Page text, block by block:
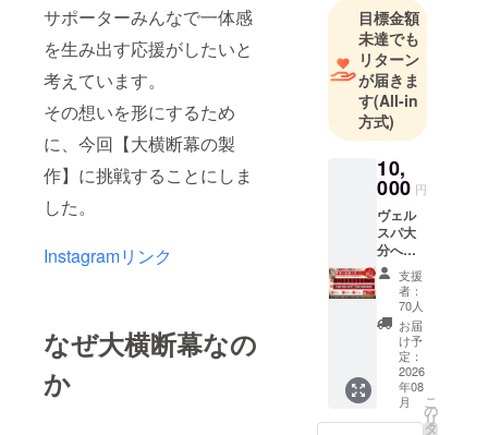
サポーターみんなで一体感
を生み出す応援がしたいと
考えています。
その想いを形にするため
に、今回【大横断幕の製
作】に挑戦することにしま
した。
Instagramリンク
なぜ大横断幕なの
か
目標金額
未達でも
リターン
が届きま
す(All-in
方式)
10,
000 円
ヴェル
スパ大
分への
熱い想
いを形
にした
ビッグ
フラッ
グと同
様のデ
ザイン
を付し
た、支
支援
者：
70人
お届
け予
定：
2026
年08
月
こ
の
リ
タ